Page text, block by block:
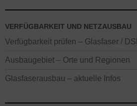
VERFÜGBARKEIT UND NETZAUSBAU
Verfügbarkeit prüfen – Glasfaser / DSL
Ausbaugebiet – Orte und Regionen
Glasfaserausbau – aktuelle Infos